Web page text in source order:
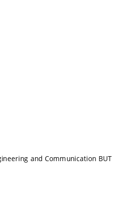
and Communication BUT